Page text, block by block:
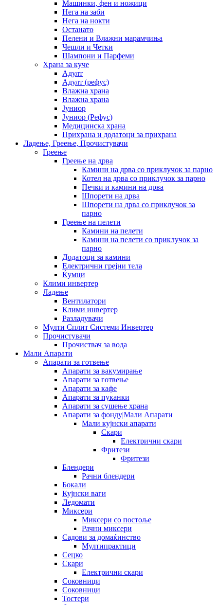
Машинки, фен и ножици
Нега на заби
Нега на нокти
Останато
Пелени и Влажни марамчиња
Чешли и Четки
Шампони и Парфеми
Храна за куче
Адулт
Адулт (рефус)
Влажна храна
Влажна храна
Јуниор
Јуниор (Рефус)
Медицинска храна
Прихрана и додатоци за прихрана
Ладење, Греење, Прочистувачи
Греење
Греење на дрва
Камини на дрва со приклучок за парно
Котел на дрва со приклучок за парно
Печки и камини на дрва
Шпорети на дрва
Шпорети на дрва со приклучок за
парно
Греење на пелети
Камини на пелети
Камини на пелети со приклучок за
парно
Додатоци за камини
Електрични грејни тела
Ќумци
Клими инвертер
Ладење
Вентилатори
Клими инвертер
Разладувачи
Мулти Сплит Системи Инвертер
Прочистувачи
Прочиствач за вода
Мали Апарати
Апарати за готвење
Апарати за вакумирање
Апарати за готвење
Апарати за кафе
Апарати за пуканки
Апарати за сушење храна
Апарати за фонду|Мали Апарати
Мали кујнски апарати
Скари
Електрични скари
Фритези
Фритези
Блендери
Рачни блендери
Бокали
Кујнски ваги
Ледомати
Миксери
Миксери со постоље
Рачни миксери
Садови за домаќинство
Мултипрактици
Сецко
Скари
Електрични скари
Соковници
Соковници
Тостери